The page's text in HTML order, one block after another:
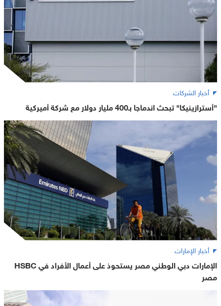
أخبار الشركات
"أسترازينيكا" تبحث اندماجا بـ400 مليار دولار مع شركة أميركية
أخبار الإمارات
الإمارات دبي الوطني مصر يستحوذ على أعمال الأفراد في HSBC
مصر